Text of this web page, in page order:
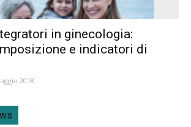
in ginecologia:
e indicatori di
2018